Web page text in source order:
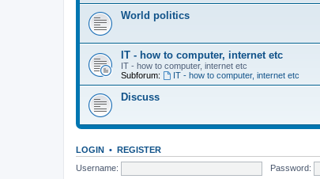
World politics
IT - how to computer, internet etc
IT - how to computer, internet etc
Subforum:
IT - how to computer, internet etc
Discuss
LOGIN • REGISTER
Username:
Password: